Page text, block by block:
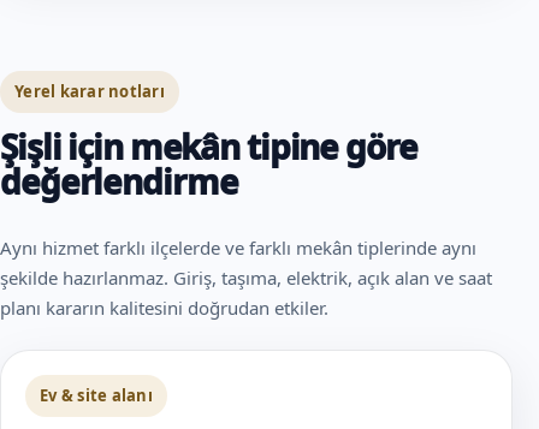
Yerel karar notları
Şişli için mekân tipine göre
değerlendirme
Aynı hizmet farklı ilçelerde ve farklı mekân tiplerinde aynı
şekilde hazırlanmaz. Giriş, taşıma, elektrik, açık alan ve saat
planı kararın kalitesini doğrudan etkiler.
Ev & site alanı